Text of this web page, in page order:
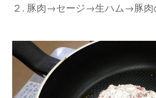
２. 豚肉→セージ→生ハム→豚肉